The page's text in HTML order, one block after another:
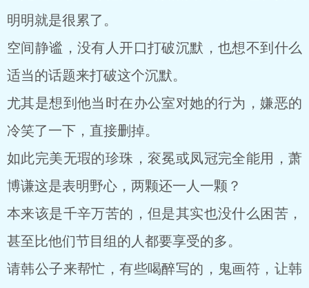
明明就是很累了。
空间静谧，没有人开口打破沉默，也想不到什么
适当的话题来打破这个沉默。
尤其是想到他当时在办公室对她的行为，嫌恶的
冷笑了一下，直接删掉。
如此完美无瑕的珍珠，衮冕或凤冠完全能用，萧
博谦这是表明野心，两颗还一人一颗？
本来该是千辛万苦的，但是其实也没什么困苦，
甚至比他们节目组的人都要享受的多。
请韩公子来帮忙，有些喝醉写的，鬼画符，让韩